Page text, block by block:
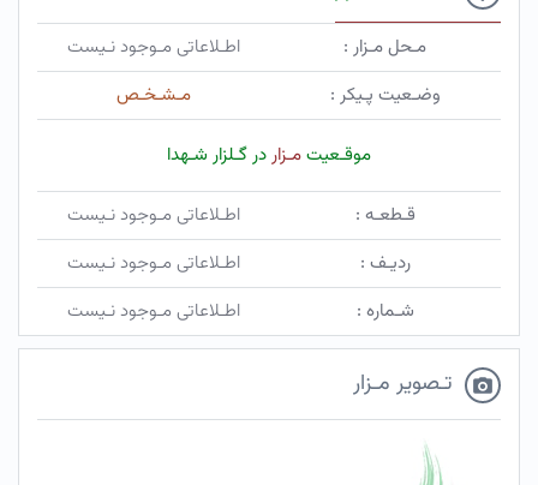
مـحل مـزار :
اطـلاعاتی مـوجود نـیست
وضـعیت پـیکر :
مـشـخـص
موقـعیتمـزاردر گـلزار شـهدا
قـطعـه :
اطـلاعاتی مـوجود نـیست
ردیـف :
اطـلاعاتی مـوجود نـیست
شـماره :
اطـلاعاتی مـوجود نـیست
تـصویر مـزار